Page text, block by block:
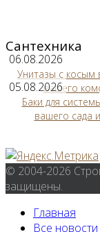
Сантехника
06.08.2026
Унитазы с косым
вашего
05.08.2026
Баки для
вашего сада
© 2004-2026
защищены.
Главная
Все новости